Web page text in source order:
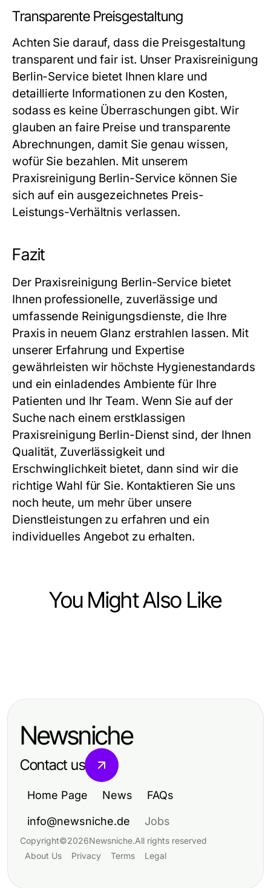
Transparente Preisgestaltung
Achten Sie darauf, dass die Preisgestaltung
transparent und fair ist. Unser Praxisreinigung
Berlin-Service bietet Ihnen klare und
detaillierte Informationen zu den Kosten,
sodass es keine Überraschungen gibt. Wir
glauben an faire Preise und transparente
Abrechnungen, damit Sie genau wissen,
wofür Sie bezahlen. Mit unserem
Praxisreinigung Berlin-Service können Sie
sich auf ein ausgezeichnetes Preis-
Leistungs-Verhältnis verlassen.
Fazit
Der Praxisreinigung Berlin-Service bietet
Ihnen professionelle, zuverlässige und
umfassende Reinigungsdienste, die Ihre
Praxis in neuem Glanz erstrahlen lassen. Mit
unserer Erfahrung und Expertise
gewährleisten wir höchste Hygienestandards
und ein einladendes Ambiente für Ihre
Patienten und Ihr Team. Wenn Sie auf der
Suche nach einem erstklassigen
Praxisreinigung Berlin-Dienst sind, der Ihnen
Qualität, Zuverlässigkeit und
Erschwinglichkeit bietet, dann sind wir die
richtige Wahl für Sie. Kontaktieren Sie uns
noch heute, um mehr über unsere
Dienstleistungen zu erfahren und ein
individuelles Angebot zu erhalten.
You Might Also Like
Terrassenüberdachungen im Jahr
Carport Jahr im Rückblick: Die
Newsniche
Contact us
Home Page News FAQs
info@newsniche.de Jobs
Copyright©2026Newsniche.All rights reserved
About Us
Privacy Terms Legal